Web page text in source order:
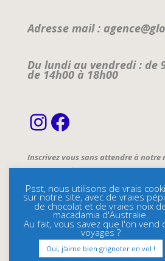
Adresse mail :
Du lundi au vendredi : de
de 14h00 à 18h00
Instagram
Facebook
Inscrivez vous sans attendre à notre
Name
Psst, nous utilisons de vrais
sur notre site, avec de vraies
de chocolat et de vraies noix
macadamia d'Australie.
Au fait, vous savez que l'on vend
voyages ?
Oui, j'aime bien grignoter en vol !